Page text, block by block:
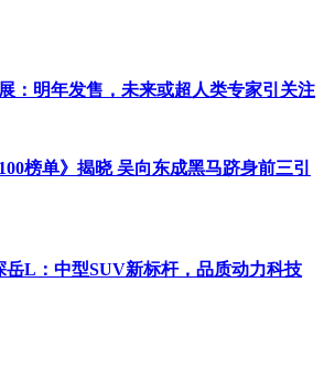
：明年发售，未来或超人类专家引关注
榜单》揭晓 吴向东成黑马跻身前三引
岳L：中型SUV新标杆，品质动力科技